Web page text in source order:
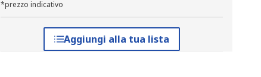
*prezzo indicativo
Aggiungi alla tua lista